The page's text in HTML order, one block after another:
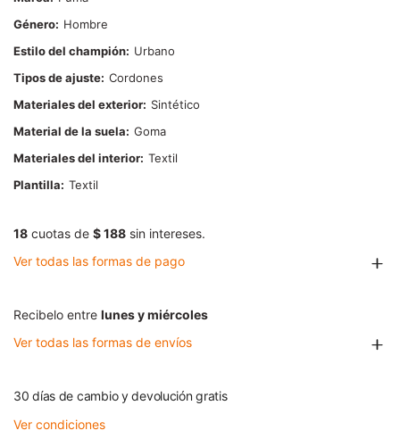
Género
Hombre
Estilo del champión
Urbano
Tipos de ajuste Cordones
Materiales del exterior
Sintético
Material de la suela
Goma
Materiales del interior Textil
Plantilla
Textil
18 cuotas de $ 188 sin intereses.
Ver todas las formas de pago
Recibelo entre lunes y miércoles
Ver todas las formas de envíos
30 días de cambio y devolución gratis
Ver condiciones